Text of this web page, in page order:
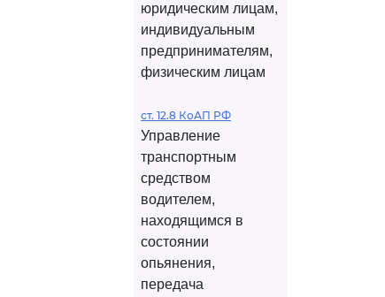
юридическим лицам,
индивидуальным
предпринимателям,
физическим лицам
ст. 12.8 КоАП РФ
Управление
транспортным
средством
водителем,
находящимся в
состоянии
опьянения,
передача